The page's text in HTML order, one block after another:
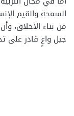
السمحة والقيم
من بناء الأخلاق،
جيل واعٍ قادر على